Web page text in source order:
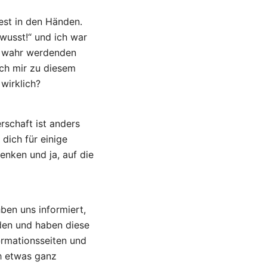
in den Händen.
und ich war
werdenden
mir zu diesem
ist anders
dich für einige
und ja, auf die
uns informiert,
und haben diese
und
etwas ganz